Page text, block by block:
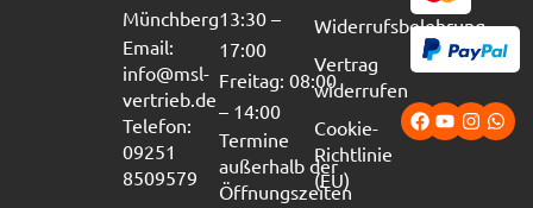
Münchberg
Email:
info@msl-
vertrieb.de
Telefon:
09251
8509579
13:30 –
17:00
Freitag: 08:00
– 14:00
Termine
außerhalb der
Öffnungszeiten
Widerrufsbelehrung
Vertrag
widerrufen
Cookie-
Richtlinie
(EU)